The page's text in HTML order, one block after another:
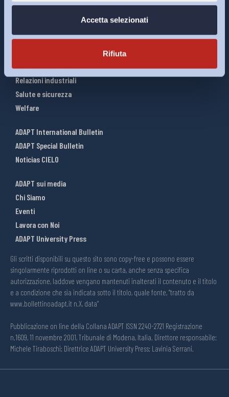
Accetta selezionati
Rifiuta
Infografiche
Mercato del lavoro
Relazioni industriali
Salute e sicurezza
Welfare
ADAPT International Bulletin
ADAPT Special Bulletin
Noticias CIELO
ADAPT sui media
Chi Siamo
Eventi
Lavora con Noi
ADAPT University Press
Gli scritti disponibili su questo sito sono copy-free e possono essere
singolarmente riprodotti on line o su carta, anche senza specifica
autorizzazione, laddove vengano mantenuti inalterati il contenuto e il titolo
e a condizione che sia indicata sotto il titolo, quale fonte, “tratto da
www.bollettinoadapt.it n.X, data“
Pubblicazione on line della Collana ADAPT ISSN 2240-2721 Registrazione
n.1609, 11 novembre 2001, Tribunale di Modena, Italia. Direttore responsabile:
Michele Tiraboschi; Direttrice ADAPT University Press: Lavinia Serrani.